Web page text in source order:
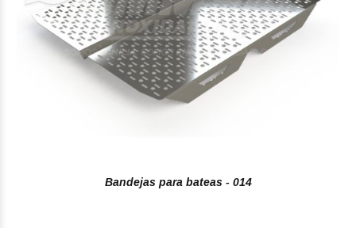
Bandejas para bateas - 014